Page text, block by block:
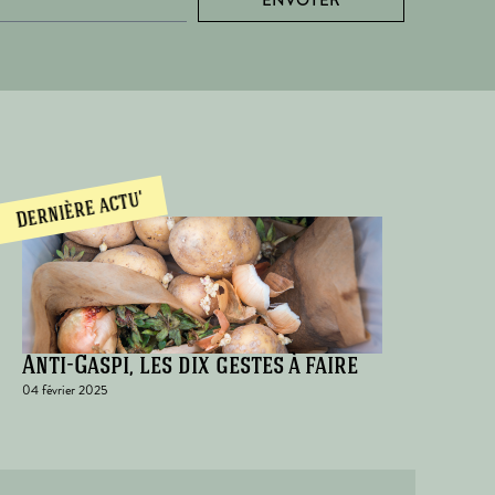
Anti-Gaspi, les dix gestes à faire
04 février 2025
Dernière actu'